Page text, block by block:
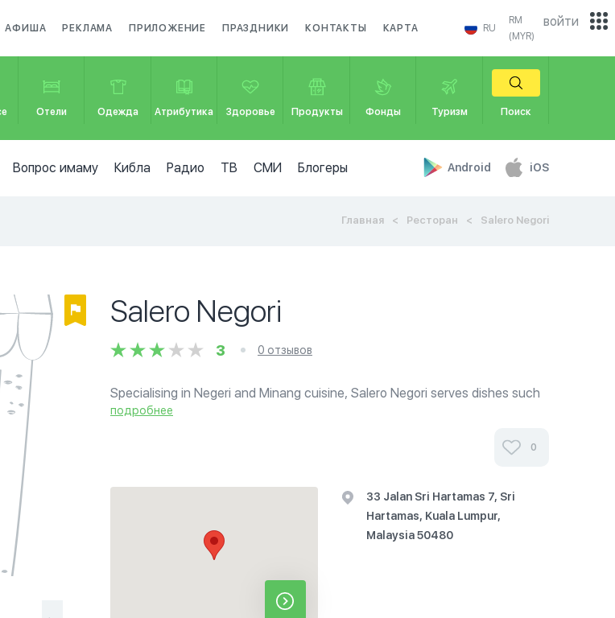
АФИША РЕКЛАМА ПРИЛОЖЕНИЕ ПРАЗДНИКИ КОНТАКТЫ КАРТА RU
RM
(MYR)
Отели Одежда Атрибутика Здоровье Продукты Фонды Туризм Поиск
Вопрос имаму Кибла Радио ТВ СМИ Блогеры Android iOS
войти
Главная Ресторан Salero Negori
Salero Negori
3 0 отзывов
Specialising in Negeri and Minang cuisine, Salero Negori serves dishes such
as Ayam Kampung Goreng Bumbu (deep-fried Kampung chicken), Gulai Otak
подробнее
0
33 Jalan Sri Hartamas 7, Sri
Hartamas, Kuala Lumpur,
Malaysia 50480